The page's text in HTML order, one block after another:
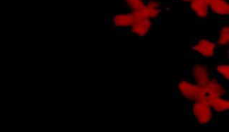
...dai non perdere tempo, clikka "qui", c'è il meglio del